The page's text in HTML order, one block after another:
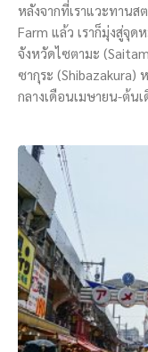
หลังจากที่เราแวะทานส
Farm แล้ว เราก็มุ่งสู่จุ
จังหวัดไซตามะ
ซากุระ (Shibazakura)
กลางเดือนเมษายน-ต้น